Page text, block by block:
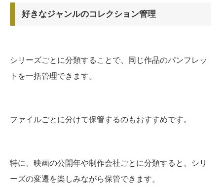
好きなジャンルのコレクション管理
シリーズごとに分類することで、同じ作品のパンフレッ
トを一括管理できます。
ファイルごとに分けて保管するのもおすすめです。
特に、映画の公開年や制作会社ごとに分類すると、シリ
ーズの変遷を楽しみながら保管できます。